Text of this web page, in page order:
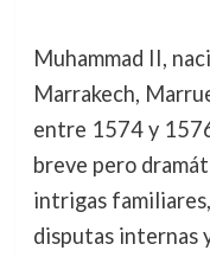
Muhammad II,
Marrakech,
entre 1574 y
breve pero
intrigas familiares,
disputas internas